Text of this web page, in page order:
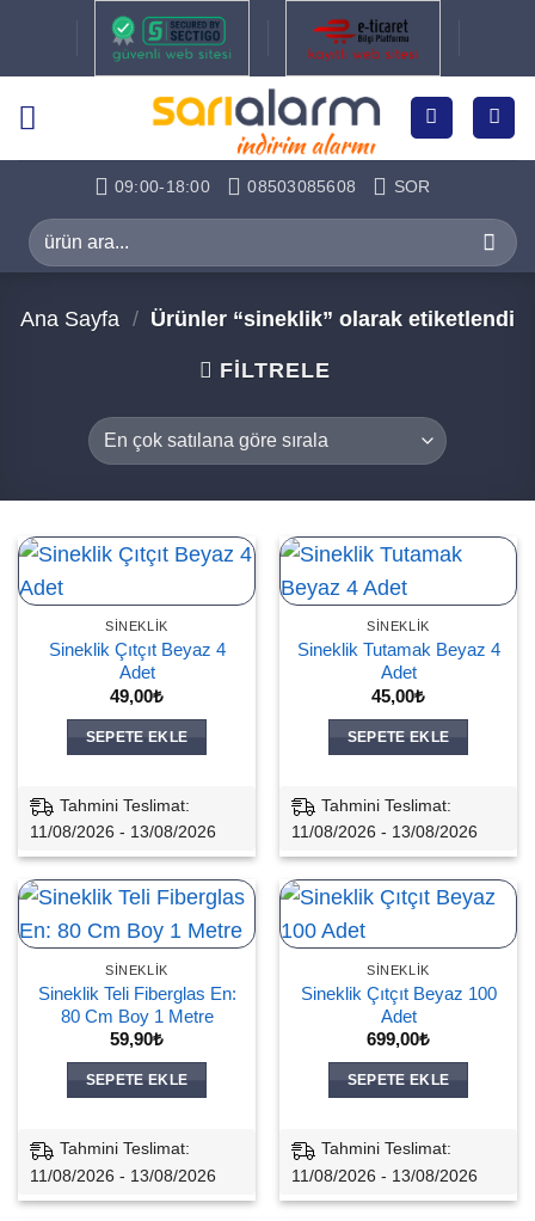
09:00-18:00 08503085608 SOR
Ara:
Ana Sayfa / Ürünler “sineklik” olarak etiketlendi
FILTRELE
SINEKLIK
Sineklik Çıtçıt Beyaz 4
Adet
49,00₺
SEPETE EKLE
Tahmini Teslimat:
11/08/2026 - 13/08/2026
SINEKLIK
Sineklik Tutamak Beyaz 4
Adet
45,00₺
SEPETE EKLE
Tahmini Teslimat:
11/08/2026 - 13/08/2026
SINEKLIK
Sineklik Teli Fiberglas En:
80 Cm Boy 1 Metre
59,90₺
SEPETE EKLE
Tahmini Teslimat:
11/08/2026 - 13/08/2026
SINEKLIK
Sineklik Çıtçıt Beyaz 100
Adet
699,00₺
SEPETE EKLE
Tahmini Teslimat:
11/08/2026 - 13/08/2026